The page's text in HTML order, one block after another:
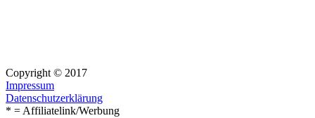
Copyright © 2017
Impressum
Datenschutzerklärung
* = Affiliatelink/Werbung